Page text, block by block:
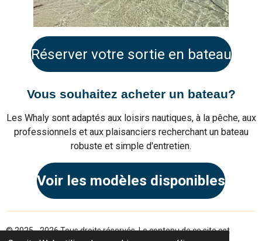
Réserver votre sortie en bateau
Vous souhaitez acheter un bateau?
Les Whaly sont adaptés aux loisirs nautiques, à la pêche, aux
professionnels et aux plaisanciers recherchant un bateau
robuste et simple d'entretien.
Voir les modèles disponibles
© 2025 - 2026 Tous droits réservés. Le contenu de ce site est